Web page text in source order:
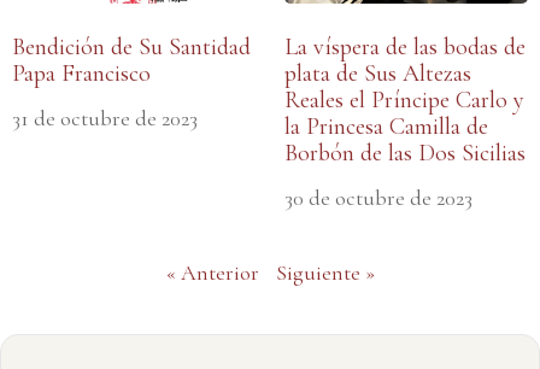
Bendición de Su Santidad
Papa Francisco
31 de octubre de 2023
La víspera de las bodas de
plata de Sus Altezas
Reales el Príncipe Carlo y
la Princesa Camilla de
Borbón de las Dos Sicilias
30 de octubre de 2023
« Anterior Siguiente »